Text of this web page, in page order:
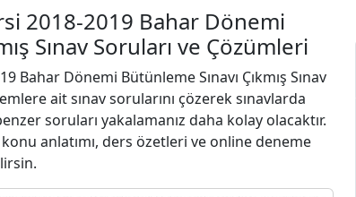
2018-2019 Bahar Dönemi
Sınav Soruları ve Çözümleri
Bahar Dönemi Bütünleme Sınavı Çıkmış Sınav
ait sınav sorularını çözerek sınavlarda
soruları yakalamanız daha kolay olacaktır.
konu anlatımı, ders özetleri ve online deneme